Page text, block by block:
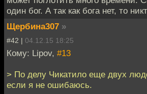
один бог. А так как бога нет, то
Щербина307 »
#42 | 04.12.15 18:25
Кому: Lipov, #13
> По делу Чикатило еще двух
если я не ошибаюсь.